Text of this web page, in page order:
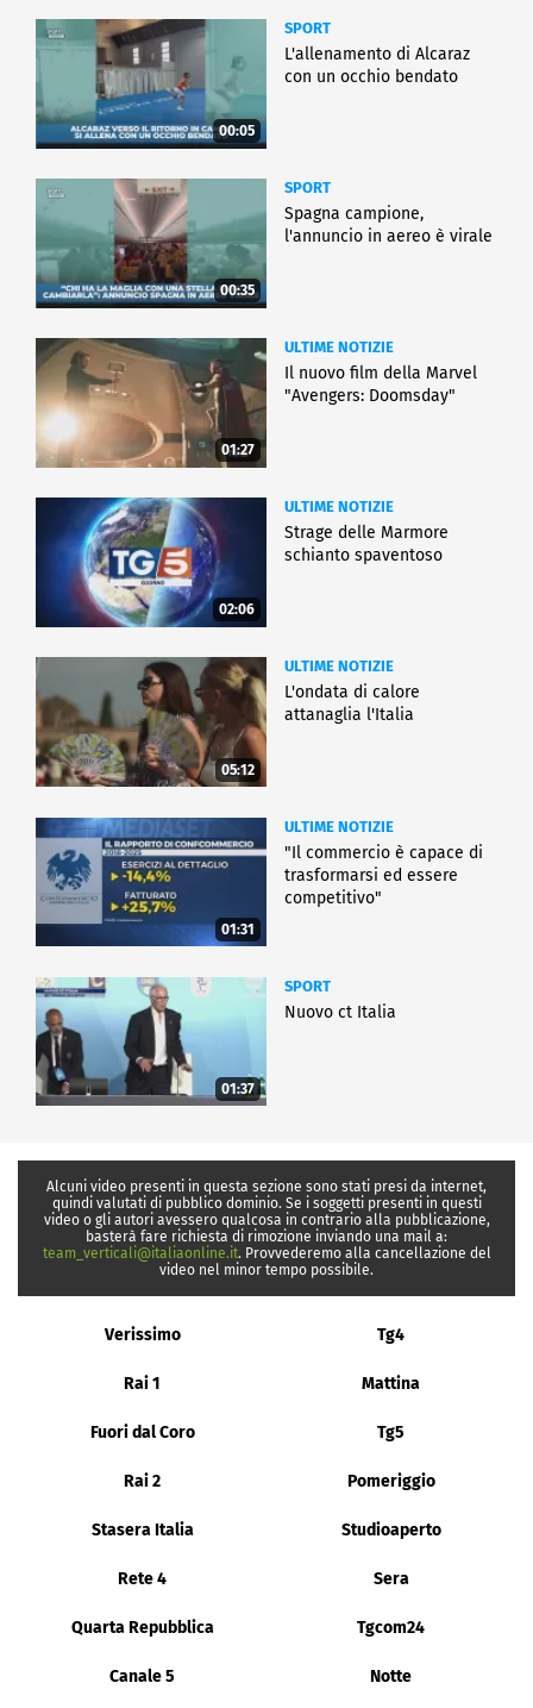
00:05
SPORT
L'allenamento di Alcaraz
con un occhio bendato
00:35
SPORT
Spagna campione,
l'annuncio in aereo è virale
01:27
ULTIME NOTIZIE
Il nuovo film della Marvel
"Avengers: Doomsday"
02:06
ULTIME NOTIZIE
Strage delle Marmore
schianto spaventoso
05:12
ULTIME NOTIZIE
L'ondata di calore
attanaglia l'Italia
01:31
ULTIME NOTIZIE
"Il commercio è capace di
trasformarsi ed essere
competitivo"
01:37
SPORT
Nuovo ct Italia
Alcuni video presenti in questa sezione sono stati presi da internet,
quindi valutati di pubblico dominio. Se i soggetti presenti in questi
video o gli autori avessero qualcosa in contrario alla pubblicazione,
basterà fare richiesta di rimozione inviando una mail a:
team_verticali@italiaonline.it. Provvederemo alla cancellazione del
video nel minor tempo possibile.
Verissimo Tg4
Rai 1 Mattina
Fuori dal Coro Tg5
Rai 2 Pomeriggio
Stasera Italia Studioaperto
Rete 4 Sera
Quarta Repubblica Tgcom24
Canale 5 Notte